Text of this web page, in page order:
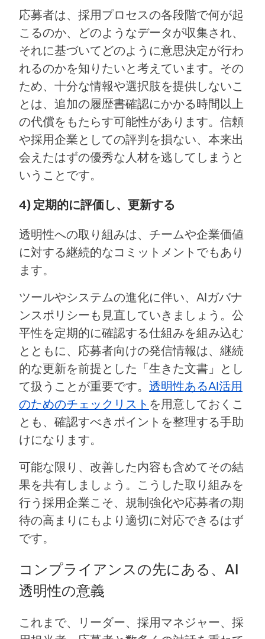
応募者は、採用プロセスの各段階で何が起
こるのか、どのようなデータが収集され、
それに基づいてどのように意思決定が行わ
れるのかを知りたいと考えています。その
ため、十分な情報や選択肢を提供しないこ
とは、追加の履歴書確認にかかる時間以上
の代償をもたらす可能性があります。信頼
や採用企業としての評判を損ない、本来出
会えたはずの優秀な人材を逃してしまうと
いうことです。
4) 定期的に評価し、更新する
透明性への取り組みは、チームや企業価値
に対する継続的なコミットメントでもあり
ます。
ツールやシステムの進化に伴い、AIガバナ
ンスポリシーも見直していきましょう。公
平性を定期的に確認する仕組みを組み込む
とともに、応募者向けの発信情報は、継続
的な更新を前提とした「生きた文書」とし
て扱うことが重要です。 透明性あるAI活用
のためのチェックリスト を用意しておくこ
とも、確認すべきポイントを整理する手助
けになります。
可能な限り、改善した内容も含めてその結
果を共有しましょう。こうした取り組みを
行う採用企業こそ、規制強化や応募者の期
待の高まりにもより適切に対応できるはず
です。
コンプライアンスの先にある、AI
透明性の意義
これまで、リーダー、採用マネジャー、採